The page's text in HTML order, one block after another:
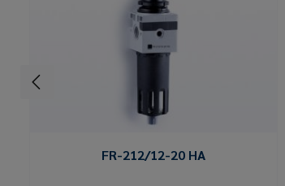
FR-212/12-20 HA